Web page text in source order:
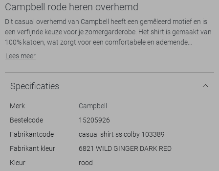
Campbell rode heren overhemd
Dit casual overhemd van Campbell heeft een gemêleerd motief en is
een verfijnde keuze voor je zomergarderobe. Het shirt is gemaakt van
100% katoen, wat zorgt voor een comfortabele en ademende
ervaring, ideaal voor warme dagen. De regular fit biedt je
witte knoopsluiting geven het overhemd een nette uitstraling, en door
de korte mouwen houd je het luchtig en modern.
Met zijn subtiele gemêleerde patroon is dit Campbell overhemd
met een lichte chino voor een ontspannen weekendlook, of draag het
onder een blazer voor een meer geklede setting. De rijke kleur van het
shirt voegt een vleugje verfijning toe aan je outfits, terwijl het ook
een veelzijdige aanvulling op je garderobe, perfect voor zomerse
Lees meer
Specificaties
Merk
Campbell
Bestelcode
15205926
Fabrikantcode
casual shirt ss colby 103389
Fabrikant kleur
6821 WILD GINGER DARK RED
Kleur
rood